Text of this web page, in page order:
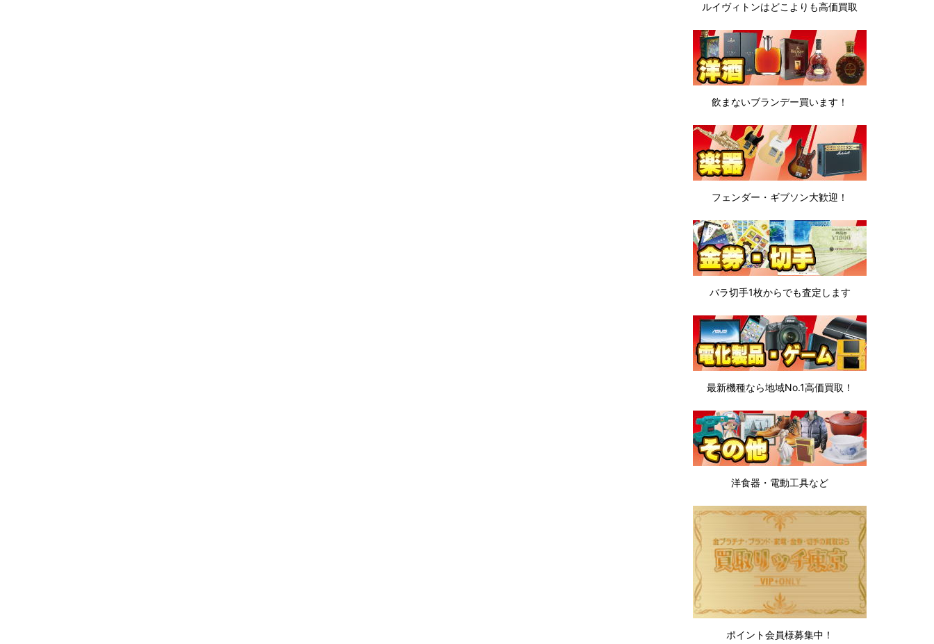
ルイヴィトンはどこよりも高価買取
飲まないブランデー買います！
フェンダー・ギブソン大歓迎！
バラ切手1枚からでも査定します
最新機種なら地域No.1高価買取！
洋食器・電動工具など
ポイント会員様募集中！